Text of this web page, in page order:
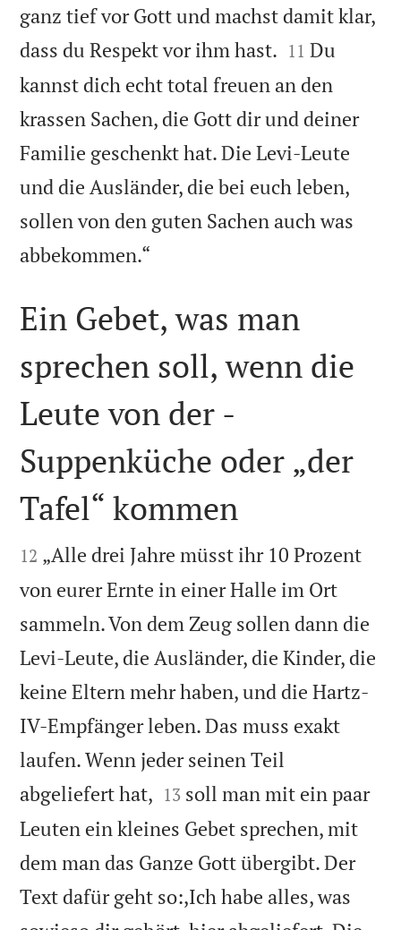
ganz tief vor Gott und machst damit klar,
dass du Respekt vor ihm hast. 

11 Du
kannst dich echt total freuen an den
krassen Sachen, die Gott dir und deiner
Familie geschenkt hat. Die Levi-Leute
und die Ausländer, die bei euch leben,
sollen von den guten Sachen auch was
abbekommen.“

Ein Gebet, was man
sprechen soll, wenn die
Leute von der -
Suppenküche oder „der
Tafel“ kommen

12 „Alle drei Jahre müsst ihr 10 Prozent
von eurer Ernte in einer Halle im Ort
sammeln. Von dem Zeug sollen dann die
Levi-Leute, die Ausländer, die Kinder, die
keine Eltern mehr haben, und die Hartz-
IV-Empfänger leben. Das muss exakt
laufen. Wenn jeder seinen Teil
abgeliefert hat, 

13 soll man mit ein paar
Leuten ein kleines Gebet sprechen, mit
dem man das Ganze Gott übergibt. Der
Text dafür geht so:,Ich habe alles, was